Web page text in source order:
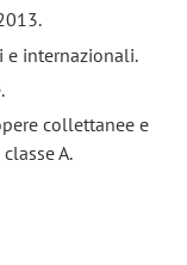
e internazionali.
collettanee e
A.